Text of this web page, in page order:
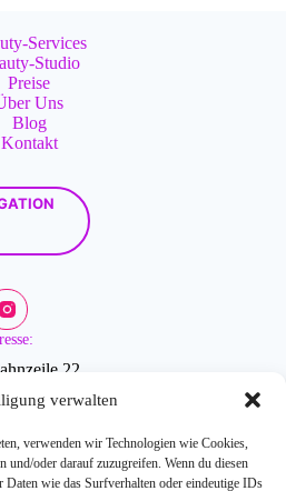
verwalten
verwenden wir Technologien wie Cookies,
und/oder darauf zuzugreifen. Wenn du diesen
wie das Surfverhalten oder eindeutige IDs
Services
Studio
Preise
Uns
Blog
Kontakt
22